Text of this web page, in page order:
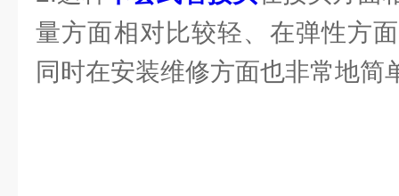
量方面相对比较轻、在弹性方
同时在安装维修方面也非常地简